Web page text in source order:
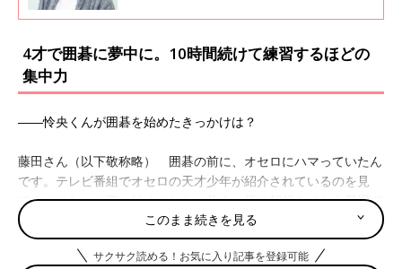
児関連の悩みや気がかりについて、専門家に聞
築き方 “アタッチメント” について、発達心理
研究科 遠藤利彦先生に聞きました。
4才で囲碁に夢中に。10時間続けて練習するほどの
集中力
――怜央くんが囲碁を始めたきっかけは？
藤田さん（以下敬称略） 囲碁の前に、オセロにハマっていたん
です。テレビ番組でオセロの天才少年が紹介されているのを見
て、やりたいと言い始めました。休みの日は朝起きてから昼過ぎ
までずっとオセロをやっていました。それで、オセロの教室を探
してみたものの見つからず、同じ白黒の石を使う囲碁はどうか
と、スマホの囲碁アプリを使ってルールを教えてみると、すぐに
このまま続きを見る
サクサク読める！お気に入り記事を登録可能